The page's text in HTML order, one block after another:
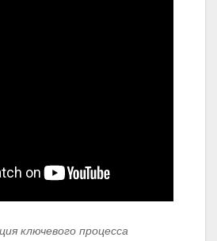
ключевого процесса